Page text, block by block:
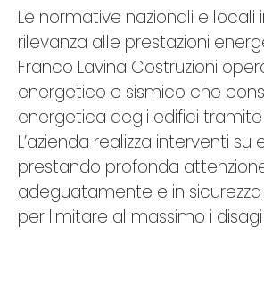
Le normative nazionali e
rilevanza alle prestazioni
Franco Lavina Costruzioni
energetico e sismico che
energetica degli edifici
L’azienda realizza interventi
prestando profonda
adeguatamente e in
per limitare al massimo i